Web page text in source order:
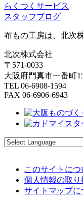
らくつくサービス
スタッフブログ
布もの工房は、北次
北次株式会社
〒571-0033
大阪府門真市一番町
TEL 06-6908-1594
FAX 06-6906-6943
このサイトにつ
個人情報の取り
サイトマップに